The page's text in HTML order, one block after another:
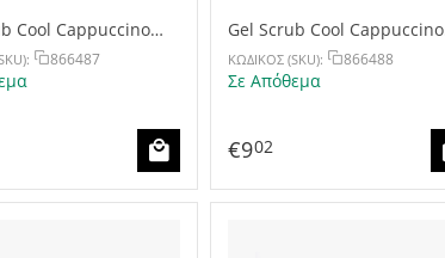
Cool Cappuccino
866487
Gel Scrub Cool Cappuccino
200g
ΚΩΔΙΚΟΣ (SKU): 866488
Σε Απόθεμα
€902